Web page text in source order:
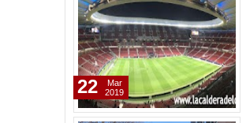
22
Mar
2019